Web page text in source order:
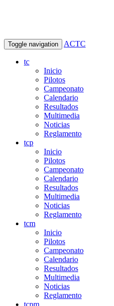
Toggle navigation ACTC
tc
Inicio
Pilotos
Campeonato
Calendario
Resultados
Multimedia
Noticias
Reglamento
tcp
Inicio
Pilotos
Campeonato
Calendario
Resultados
Multimedia
Noticias
Reglamento
tcm
Inicio
Pilotos
Campeonato
Calendario
Resultados
Multimedia
Noticias
Reglamento
tcpm